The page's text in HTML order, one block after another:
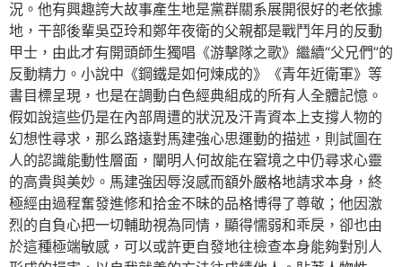
況。他有興趣誇大故事產生地是黨群關系展開很好的老依據
地，干部後輩吳亞玲和鄭年夜衛的父親都是戰鬥年月的反動
甲士，由此才有開頭師生獨唱《游擊隊之歌》繼續“父兄們”的
反動精力。小說中《鋼鐵是如何煉成的》《青年近衛軍》等
書目標呈現，也是在調動白色經典組成的所有人全體記憶。
假如說這些仍是在內部周遭的狀況及汗青資本上支撐人物的
幻想性尋求，那么路遠對馬建強心思運動的描述，則試圖在
人的認識能動性層面，闡明人何故能在窘境之中仍尋求心靈
的高貴與美妙。馬建強因辱沒感而額外嚴格地請求本身，終
極經由過程奮發進修和拾金不昧的品格博得了尊敬；他因激
烈的自負心把一切輔助視為同情，顯得懦弱和乖戾，卻也由
於這種極端敏感，可以或許更自發地往檢查本身能夠對別人